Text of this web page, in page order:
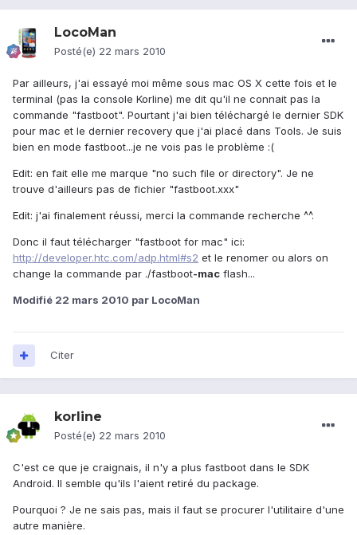
LocoMan
Posté(e) 22 mars 2010
Par ailleurs, j'ai essayé moi même sous mac OS X cette fois et le
terminal (pas la console Korline) me dit qu'il ne connait pas la
commande "fastboot". Pourtant j'ai bien téléchargé le dernier SDK
pour mac et le dernier recovery que j'ai placé dans Tools. Je suis
bien en mode fastboot...je ne vois pas le problème :(
Edit: en fait elle me marque "no such file or directory". Je ne
trouve d'ailleurs pas de fichier "fastboot.xxx"
Edit: j'ai finalement réussi, merci la commande recherche ^^.
Donc il faut télécharger "fastboot for mac" ici:
http://developer.htc.com/adp.html#s2 et le renomer ou alors on
change la commande par ./fastboot-mac flash...
Modifié 22 mars 2010 par LocoMan
Citer
korline
Posté(e) 22 mars 2010
C'est ce que je craignais, il n'y a plus fastboot dans le SDK
Android. Il semble qu'ils l'aient retiré du package.
Pourquoi ? Je ne sais pas, mais il faut se procurer l'utilitaire d'une
autre manière.